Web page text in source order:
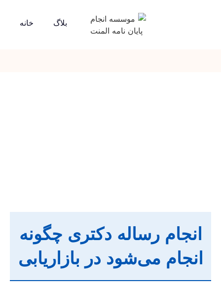
خانه
رساله دکتری چگونه
می‌شود در بازاریابی